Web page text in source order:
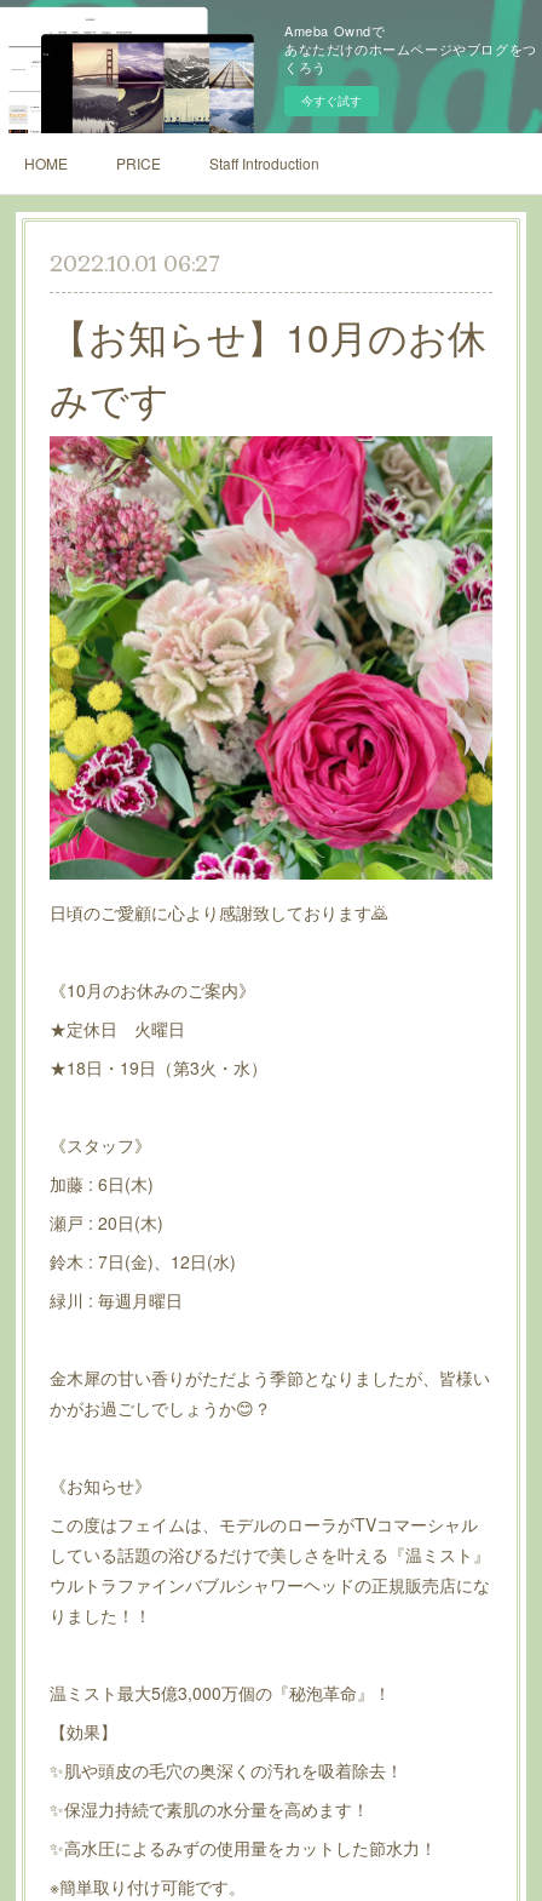
Ameba Owndで
あなただけのホームページやブログをつ
くろう
今すぐ試す
HOME PRICE Staff Introduction
2022.10.01 06:27
【お知らせ】10月のお休
みです
日頃のご愛顧に心より感謝致しております🙇
《10月のお休みのご案内》
★定休日 火曜日
★18日・19日（第3火・水）
《スタッフ》
加藤 : 6日(木)
瀬戸 : 20日(木)
鈴木 : 7日(金)、12日(水)
緑川 : 毎週月曜日
金木犀の甘い香りがただよう季節となりましたが、皆様い
かがお過ごしでしょうか😊？
《お知らせ》
この度はフェイムは、モデルのローラがTVコマーシャル
している話題の浴びるだけで美しさを叶える『温ミスト』
ウルトラファインバブルシャワーヘッドの正規販売店にな
りました！！
温ミスト最大5億3,000万個の『秘泡革命』！
【効果】
✨肌や頭皮の毛穴の奥深くの汚れを吸着除去！
✨保湿力持続で素肌の水分量を高めます！
✨高水圧によるみずの使用量をカットした節水力！
※簡単取り付け可能です。